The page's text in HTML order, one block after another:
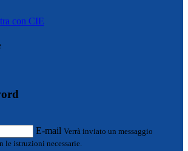
con CIE
E-mail Verrà inviato un messaggio
istruzioni necessarie.